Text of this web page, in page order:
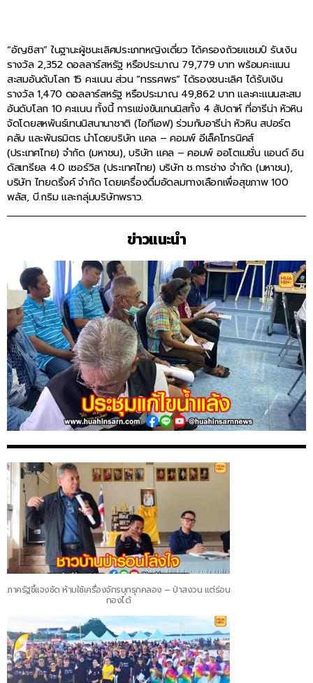
“อัญชิสา” ในฐานะผู้ชนะเลิศประเภทหญิงเดี่ยว ได้ครองถ้วยแชมป์ รับเงิน
รางวัล 2,352 ดอลลาร์สหรัฐ หรือประมาณ 79,779 บาท พร้อมคะแนน
สะสมอันดับโลก 15 คะแนน ส่วน “ทรรศพร” ได้รองชนะเลิศ ได้รับเงิน
รางวัล 1,470 ดอลลาร์สหรัฐ หรือประมาณ 49,862 บาท และคะแนนสะสม
อันดับโลก 10 คะแนน ทั้งนี้ การแข่งขันเทนนิสทั้ง 4 สัปดาห์ ที่อารีน่า หัวหิน
จัดโดยสหพันธ์เทนนิสนานาชาติ (ไอทีเอฟ) ร่วมกับอารีน่า หัวหิน สปอร์ต
คลับ และพันธมิตร นำโดยบริษัท แคล – คอมพ์ อีเล็คโทรนิคส์
(ประเทศไทย) จำกัด (มหาชน), บริษัท แคล – คอมพ์ ออโตเมชั่น แอนด์ อิน
ดัสเทรียล 4.0 เซอร์วิส (ประเทศไทย) บริษัท ช.การช่าง จำกัด (มหาชน),
บริษัท ไทยดริ้งค์ จำกัด โดยเครื่องดื่มอัดลมทางเลือกเพื่อสุขภาพ 100
พลัส, บี.กริม และกลุ่มบริษัทพราว.
ข่าวแนะนำ
ภาครัฐชี้แจงชัด ห้ามใช้เครื่องจักรบุกรุกคลอง – ป่าสงวน แต่ร่อน
ทองได้